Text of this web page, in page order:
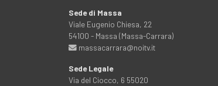
Sede di Massa
Viale Eugenio Chiesa, 22
54100 - Massa (Massa-Carrara)
massacarrara@noitv.it
Sede Legale
Via del Ciocco, 6 55020